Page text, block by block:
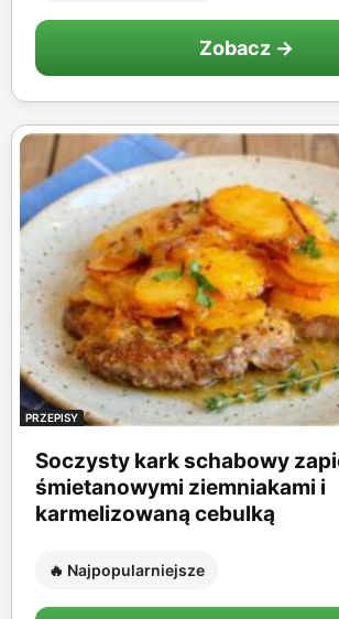
Zobacz →
PRZEPISY
Soczysty kark schabowy
śmietanowymi ziemniakami i
karmelizowaną cebulką
🔥 Najpopularniejsze